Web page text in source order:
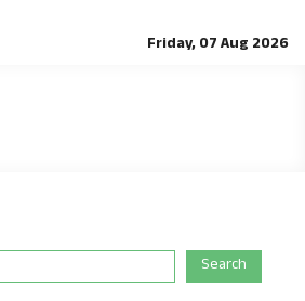
Friday, 07 Aug 2026
Search